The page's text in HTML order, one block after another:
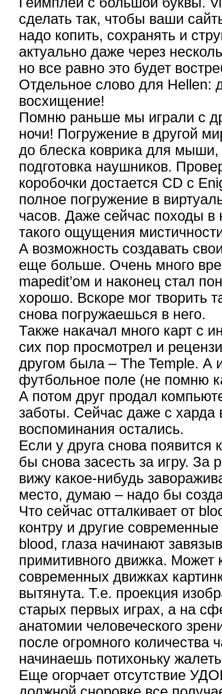
сделать так, чтобы ваши
надо копить, сохранять и
актуально даже через
но все равно это будет
Отдельное слово для Hellen:
восхищение!
Помню раньше мы играли с
ночи! Погружение в другой
до блеска коврика для мыши,
подготовка наушников.
коробочки достается CD с
полное погружение в
часов. Даже сейчас походы в
такого ощущения
А возможность создавать
еще больше. Очень много
mapedit’ом и наконец стал
хорошо. Вскоре мог творить
снова погружаешься в него.
Также накачал много карт с
сих пор просмотрел и
другом была – The Temple. А
футбольное поле (не помню
А потом друг продал
заботы. Сейчас даже с харда
воспоминания остались.
Если у друга снова
бы снова засесть за игру. За
вижу какое-нибудь
место, думаю – надо бы
Что сейчас отталкивает от
контру и другие
blood, глаза начинают
примитивного движка.
современных движках
вытянута. Т.е. проекция
старых первых играх, а на
анатомии человеческого
после огромного
начинаешь потихоньку
Еще огорчает отсутствие